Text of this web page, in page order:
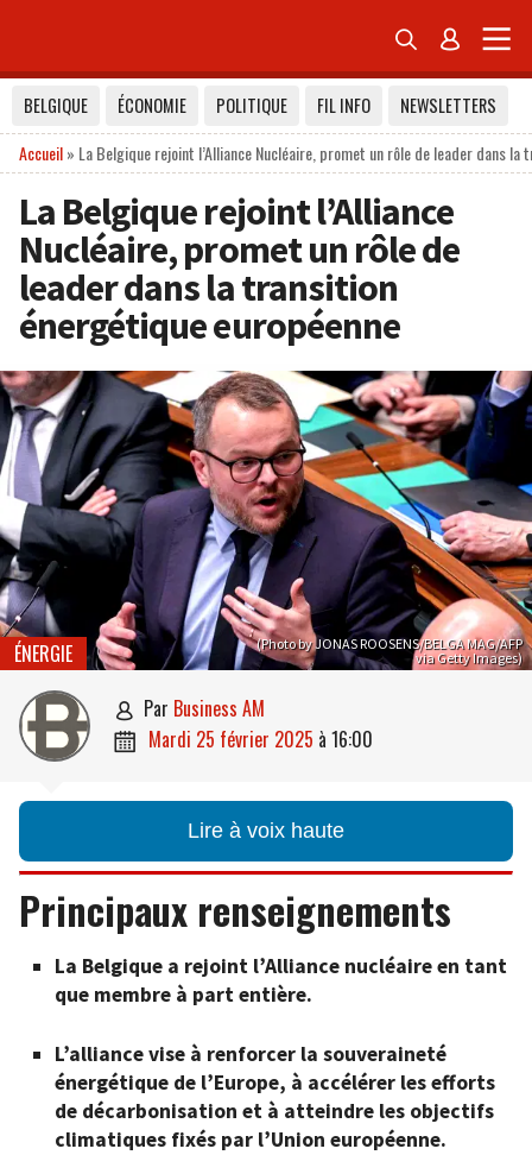
 
BELGIQUE ÉCONOMIE POLITIQUE FIL INFO
NEWSLETTERS
Accueil» La Belgique rejoint l’Alliance Nucléaire, promet un rôle de leader dans
La Belgique rejoint l’Alliance
Nucléaire, promet un rôle de
leader dans la transition
énergétique européenne
(Photo by JONAS ROOSENS/BELGA MAG/AFP
via Getty Images)
ÉNERGIE
 par Business AM
 mardi 25 février 2025 à 16:00
Lire à voix haute
Principaux renseignements
La Belgique a rejoint l’Alliance nucléaire en tant
que membre à part entière.
L’alliance vise à renforcer la souveraineté
énergétique de l’Europe, à accélérer les efforts
de décarbonisation et à atteindre les objectifs
climatiques fixés par l’Union européenne.